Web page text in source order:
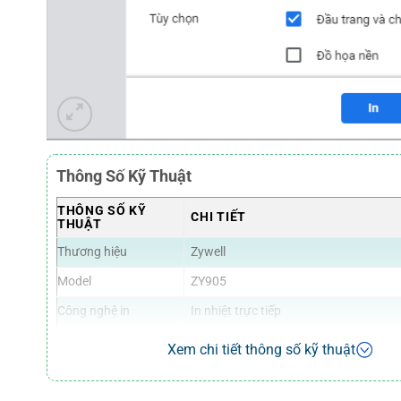
Thông Số Kỹ Thuật
THÔNG SỐ KỸ
THUẬT
CHI TIẾT
Thương hiệu
Zywell
Model
ZY905
Công nghệ in
In nhiệt trực tiếp
230 mm/s
Xem chi tiết thông số kỹ thuật